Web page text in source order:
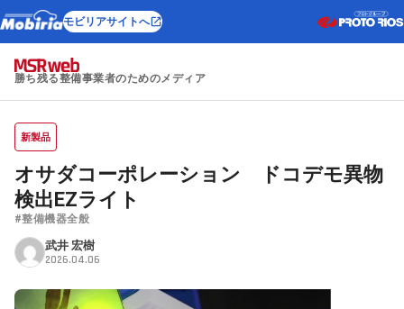
モビリアサイトへ
勝ち残る整備事業者のためのメディア
新製品
オサダコーポレーション ドコデモ異物
検出EZライト
#整備機器全般
武井 宏樹
2026.04.06